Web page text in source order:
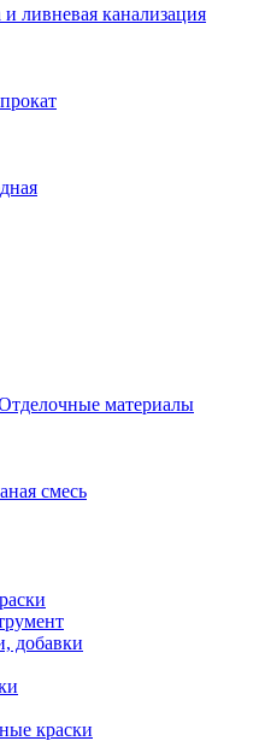
ливневая канализация
материалы
смесь
добавки
краски